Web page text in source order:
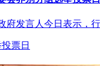
发言人今日表示，
票日